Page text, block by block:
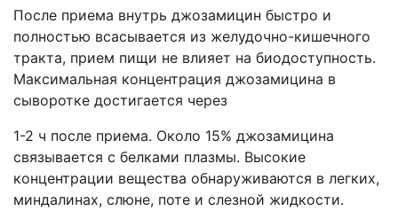
После приема внутрь джозамицин быстро и
полностью всасывается из желудочно-кишечного
тракта, прием пищи не влияет на биодоступность.
Максимальная концентрация джозамицина в
сыворотке достигается через
1-2 ч после приема. Около 15% джозамицина
связывается с белками плазмы. Высокие
концентрации вещества обнаруживаются в легких,
миндалинах, слюне, поте и слезной жидкости.